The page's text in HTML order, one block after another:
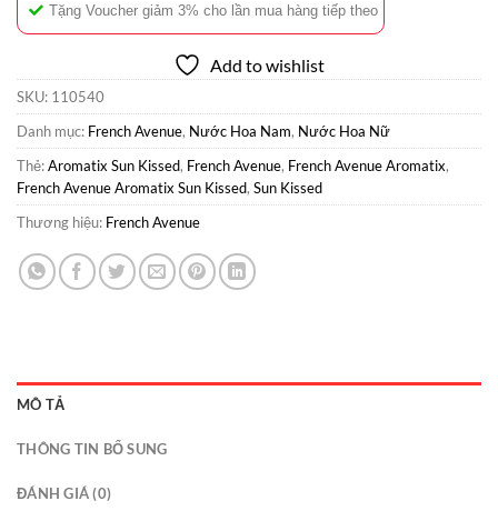
Tặng Voucher giảm 3% cho lần mua hàng tiếp theo
Add to wishlist
SKU: 110540
Danh mục: French Avenue, Nước Hoa Nam, Nước Hoa Nữ
Thẻ:Aromatix Sun Kissed, French Avenue, French Avenue Aromatix,
French Avenue Aromatix Sun Kissed, Sun Kissed
Thương hiệu: French Avenue
MÔ TẢ
THÔNG TIN BỔ SUNG
ĐÁNH GIÁ (0)